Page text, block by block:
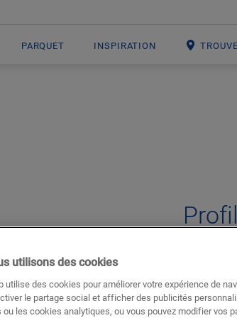
PARQUET INSPIRATION
Pour
utilisons des cookies
utilise des cookies pour améliorer votre expérience de
le partage social et afficher des publicités
ou les cookies analytiques, ou vous pouvez modifier vos